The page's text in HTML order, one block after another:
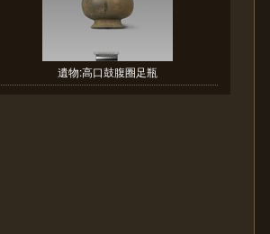
遺物:高口鼓腹圈足瓶